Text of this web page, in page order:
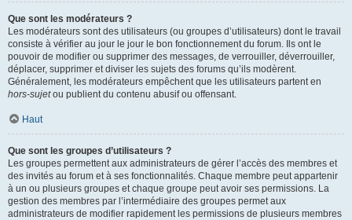
Que sont les modérateurs ?
Les modérateurs sont des utilisateurs (ou groupes d’utilisateurs) dont le travail
consiste à vérifier au jour le jour le bon fonctionnement du forum. Ils ont le
pouvoir de modifier ou supprimer des messages, de verrouiller, déverrouiller,
déplacer, supprimer et diviser les sujets des forums qu’ils modèrent.
Généralement, les modérateurs empêchent que les utilisateurs partent en
hors-sujetou publient du contenu abusif ou offensant.
Haut
Que sont les groupes d’utilisateurs ?
Les groupes permettent aux administrateurs de gérer l’accès des membres et
des invités au forum et à ses fonctionnalités. Chaque membre peut appartenir
à un ou plusieurs groupes et chaque groupe peut avoir ses permissions. La
gestion des membres par l’intermédiaire des groupes permet aux
administrateurs de modifier rapidement les permissions de plusieurs membres